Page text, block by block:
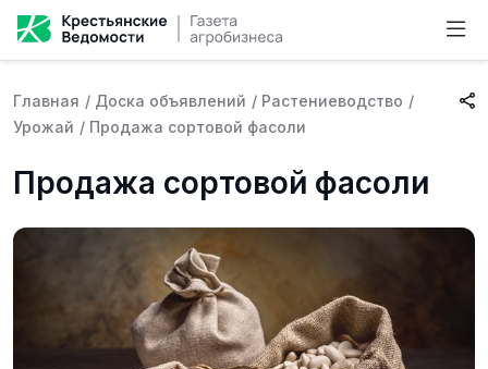
Главная / Доска объявлений / Растениеводство /
Урожай / Продажа сортовой фасоли
Продажа сортовой фасоли